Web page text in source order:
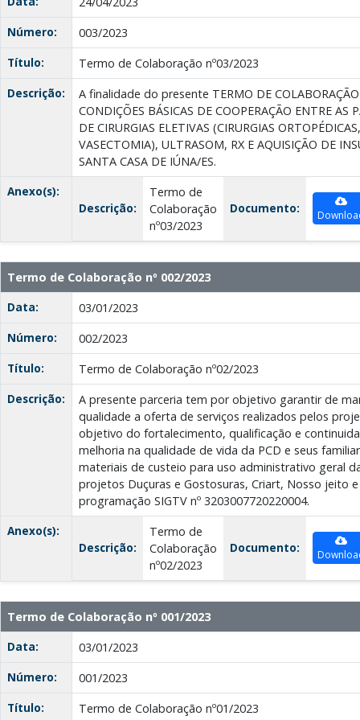
Número:
003/2023
Título:
Termo de Colaboração nº03/2023
Descrição:
A finalidade do presente TERMO DE
CONDIÇÕES BÁSICAS DE COOPERAÇÃO ENTRE AS
DE CIRURGIAS ELETIVAS (CIRURGIAS
VASECTOMIA), ULTRASOM, RX E AQUISIÇÃO DE
SANTA CASA DE IÚNA/ES.
Anexo(s):
Descrição:
Termo de
Colaboração
nº03/2023
Documento:
Termo de Colaboração nº 002/2023
Data:
03/01/2023
Número:
002/2023
Título:
Termo de Colaboração nº02/2023
Descrição:
A presente parceria tem por objetivo garantir de
qualidade a oferta de serviços realizados pelos
objetivo do fortalecimento, qualificação e
melhoria na qualidade de vida da PCD e seus
materiais de custeio para uso administrativo geral
projetos Duçuras e Gostosuras, Criart, Nosso jeito
programação SIGTV nº 3203007720220004.
Anexo(s):
Descrição:
Termo de
Colaboração
nº02/2023
Documento:
Termo de Colaboração nº 001/2023
Data:
03/01/2023
Número:
001/2023
Título:
Termo de Colaboração nº01/2023